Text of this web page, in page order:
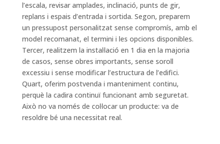
l’escala, revisar amplades, inclinació, punts de gir,
replans i espais d’entrada i sortida. Segon, preparem
un pressupost personalitzat sense compromís, amb el
model recomanat, el termini i les opcions disponibles.
Tercer, realitzem la instal·lació en 1 dia en la majoria
de casos, sense obres importants, sense soroll
excessiu i sense modificar l’estructura de l’edifici.
Quart, oferim postvenda i manteniment continu,
perquè la cadira continuï funcionant amb seguretat.
Això no va només de col·locar un producte: va de
resoldre bé una necessitat real.